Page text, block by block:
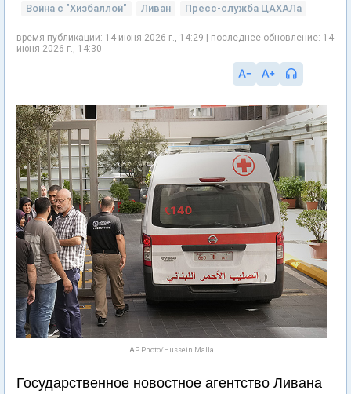
Война с "Хизбаллой" Ливан Пресс-служба ЦАХАЛа
время публикации: 14 июня 2026 г., 14:29 | последнее обновление: 14
июня 2026 г., 14:30
AP Photo/Hussein Malla
Государственное новостное агентство Ливана